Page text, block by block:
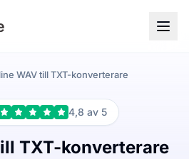
WAV till TXT-konverterare
4,8 av 5
TXT-konverterare